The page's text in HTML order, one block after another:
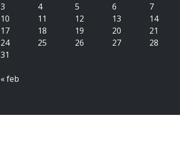
3
4 5 6 7
10
11 12 13 14
17
18 19 20 21
24
25 26 27 28
31
« feb